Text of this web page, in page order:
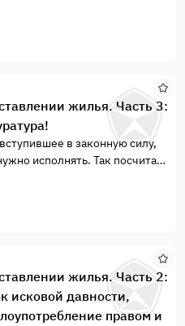
жилья. Часть 3:
в законную силу,
исполнять. Так посчитала
и внесла представление на
части публикации.
жилья. Часть 2:
исковой давности,
правом и